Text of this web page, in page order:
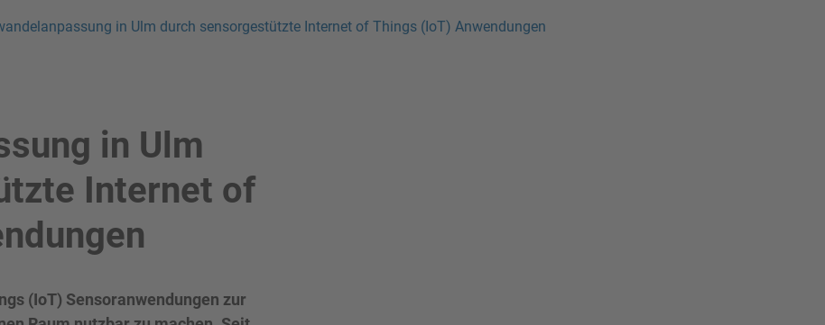
in Ulm durch sensorgestützte Internet of Things (IoT) Anwendungen
in Ulm
Internet of
(IoT) Sensoranwendungen zur